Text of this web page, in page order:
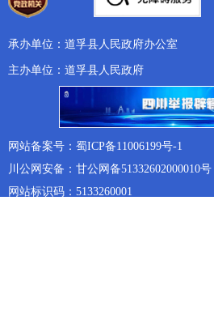
承办单位：道孚县人民政府办公室
主办单位：道孚县人民政府
网站备案号：蜀ICP备11006199号-1
川公网安备：甘公网备51332602000010号
网站标识码：5133260001